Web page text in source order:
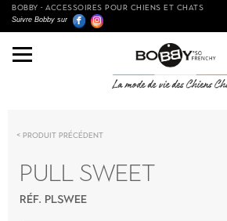
BOBBY - ACCESSOIRES POUR CHIENS ET CHATS
Suivre Bobby sur
Produit précédent
PULL SWEET
RÉF. PLSWEE